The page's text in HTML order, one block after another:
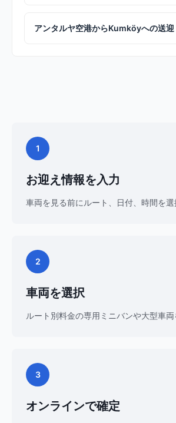
アンタルヤ空港からKumköyへの送迎
1
お迎え情報を入力
車両を見る前にルート、日付、時間を選
2
車両を選択
ルート別料金の専用ミニバンや大型車両
3
オンラインで確定